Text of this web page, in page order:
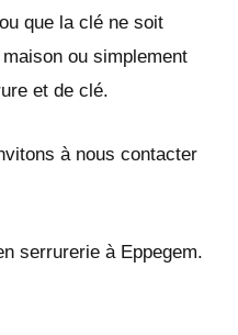
que la clé ne soit
ou simplement
et de clé.
à nous contacter
serrurerie à Eppegem.